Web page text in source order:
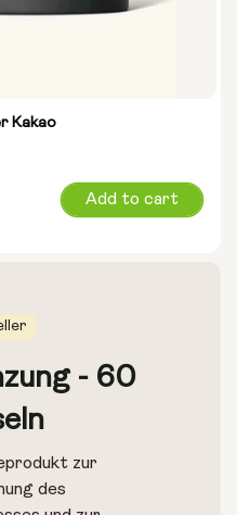
Kakao
mit 28 Stück
Add to cart
- 60
zur
des